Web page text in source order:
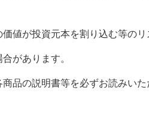
値が投資元本を割り込む等のリ
があります。
品の説明書等を必ずお読みいた